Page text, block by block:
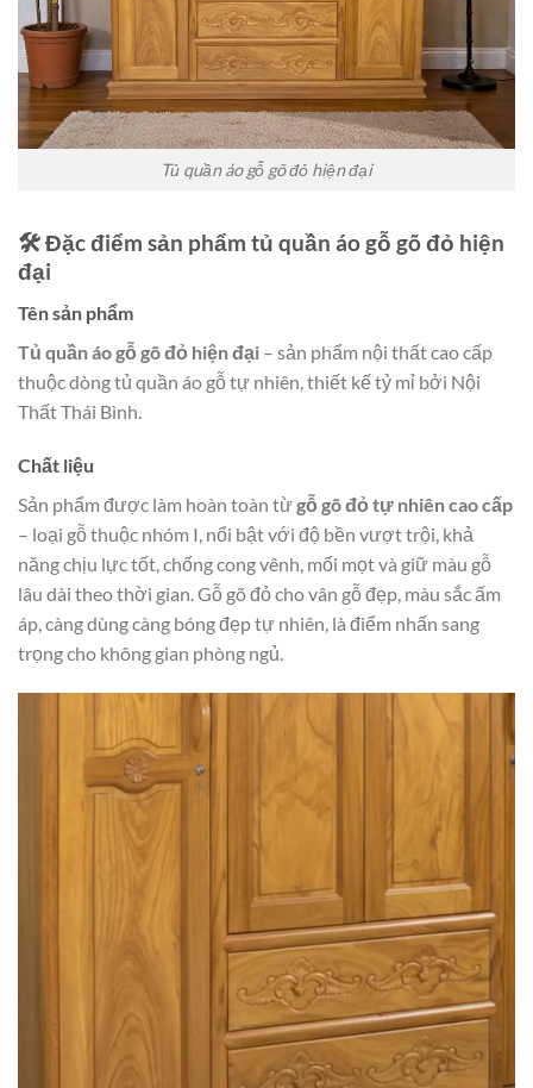
Tủ quần áo gỗ gõ đỏ hiện đại
🛠️ Đặc điểm sản phẩm tủ quần áo gỗ gõ đỏ hiện
đại
Tên sản phẩm
Tủ quần áo gỗ gõ đỏ hiện đại – sản phẩm nội thất cao cấp
thuộc dòng tủ quần áo gỗ tự nhiên, thiết kế tỷ mỉ bởi Nội
Thất Thái Bình.
Chất liệu
Sản phẩm được làm hoàn toàn từgỗ gõ đỏ tự nhiên cao cấp
– loại gỗ thuộc nhóm I, nổi bật với độ bền vượt trội, khả
năng chịu lực tốt, chống cong vênh, mối mọt và giữ màu gỗ
lâu dài theo thời gian. Gỗ gõ đỏ cho vân gỗ đẹp, màu sắc ấm
áp, càng dùng càng bóng đẹp tự nhiên, là điểm nhấn sang
trọng cho không gian phòng ngủ.